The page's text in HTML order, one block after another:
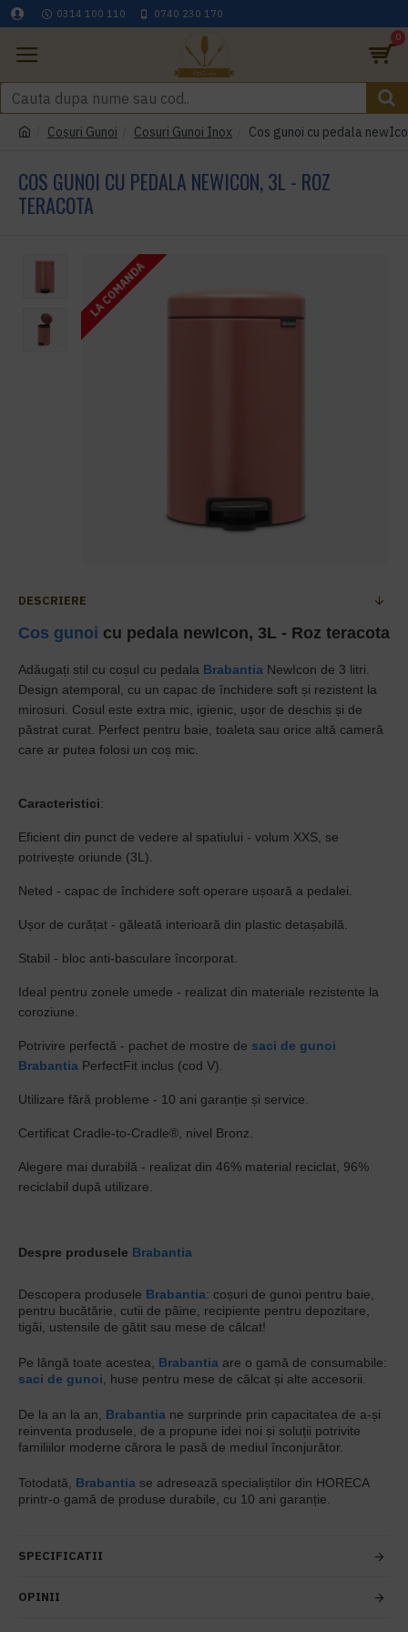
0314 100 110 0740 230 170
0
Coşuri Gunoi Cosuri Gunoi Inox Cos gunoi cu pedala
COS GUNOI CU PEDALA NEWICON, 3L - ROZ
TERACOTA
LA COMANDA
DESCRIERE
Cos gunoi cu pedala newIcon, 3L - Roz teracota
Adăugați stil cu coșul cu pedala Brabantia NewIcon de 3 litri.
Design atemporal, cu un capac de închidere soft și rezistent la
mirosuri. Cosul este extra mic, igienic, ușor de deschis și de
păstrat curat. Perfect pentru baie, toaleta sau orice altă cameră
care ar putea folosi un coș mic.
Caracteristici:
Eficient din punct de vedere al spatiului - volum XXS, se
potrivește oriunde (3L).
Neted - capac de închidere soft operare ușoară a pedalei.
Ușor de curățat - găleată interioară din plastic detașabilă.
Stabil - bloc anti-basculare încorporat.
Ideal pentru zonele umede - realizat din materiale rezistente la
coroziune.
Potrivire perfectă - pachet de mostre de saci de gunoi
Brabantia PerfectFit inclus (cod V).
Utilizare fără probleme - 10 ani garanție și service.
Certificat Cradle-to-Cradle®, nivel Bronz.
Alegere mai durabilă - realizat din 46% material reciclat, 96%
reciclabil după utilizare.
Despre produsele Brabantia
Descopera produsele Brabantia: coșuri de gunoi pentru baie,
pentru bucătărie, cutii de pâine, recipiente pentru depozitare,
tigăi, ustensile de gătit sau mese de călcat!
Pe lângă toate acestea, Brabantia are o gamă de consumabile:
saci de gunoi , huse pentru mese de călcat și alte accesorii.
De la an la an, Brabantia ne surprinde prin capacitatea de a-și
reinventa produsele, de a propune idei noi și soluții potrivite
familiilor moderne cărora le pasă de mediul înconjurător.
Totodată, Brabantia se adresează specialiștilor din HORECA
printr-o gamă de produse durabile, cu 10 ani garanție.
SPECIFICATII
OPINII